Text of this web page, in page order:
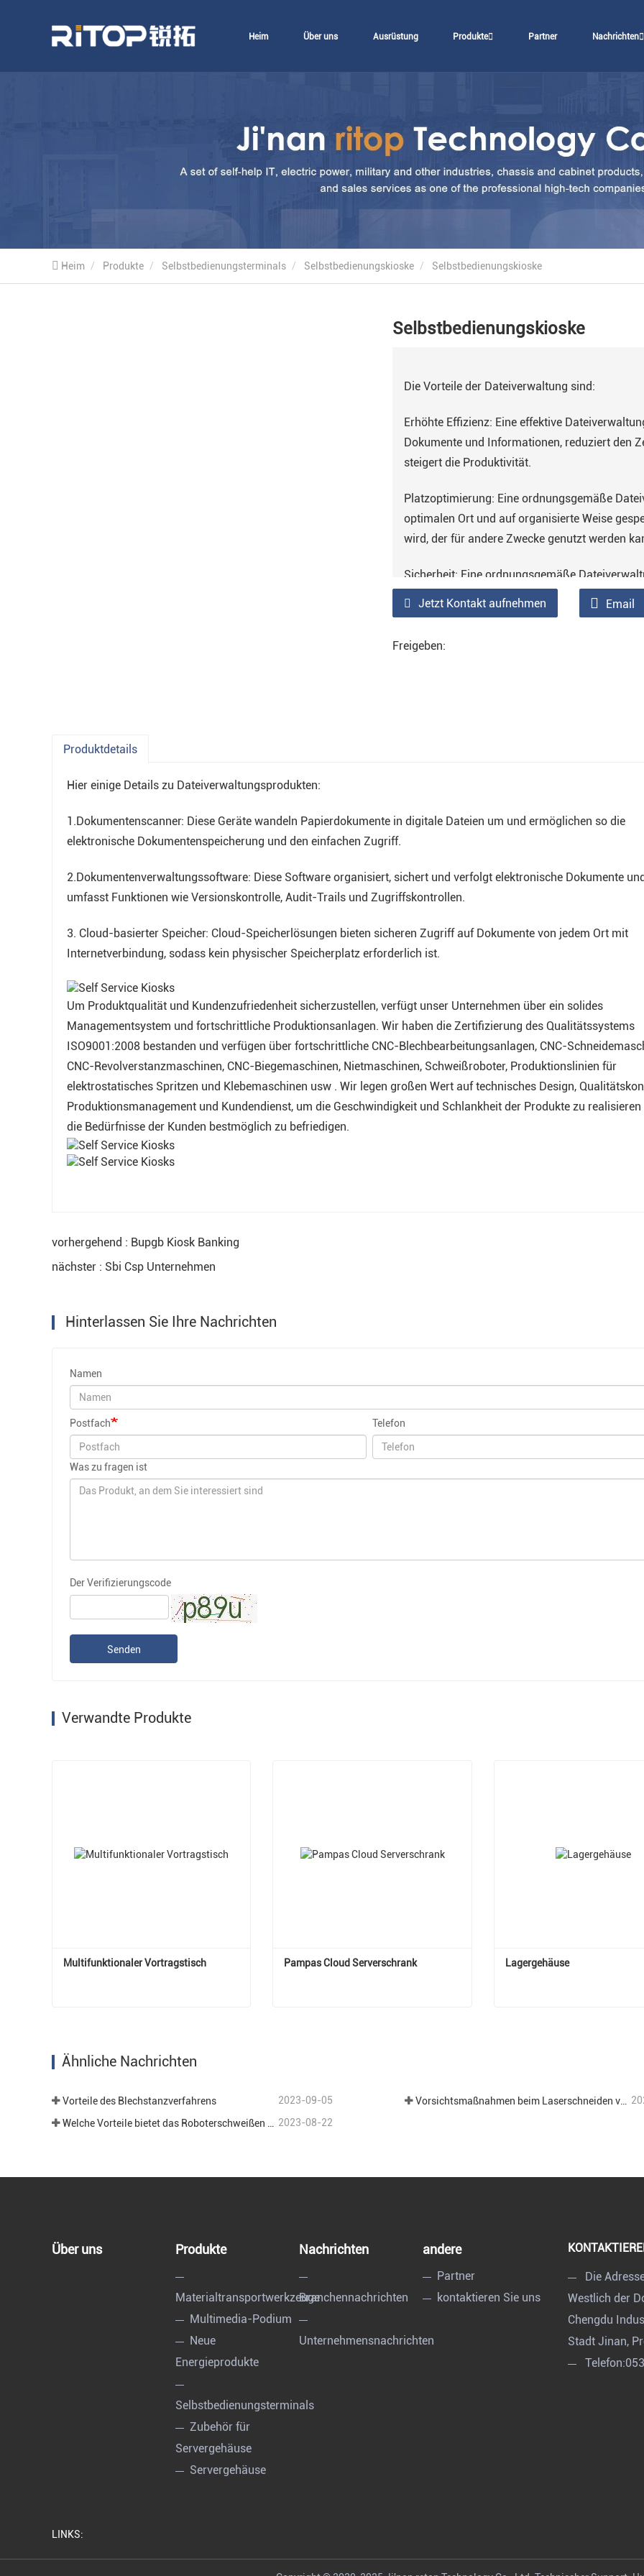
Heim Über uns Ausrüstung Produkte Partner Nachrichten
Heim Produkte Selbstbedienungsterminals Selbstbedienungskioske Selbstbedienungskioske
Selbstbedienungskioske
Die Vorteile der Dateiverwaltung sind:
Erhöhte Effizienz: Eine effektive
Dokumente und Informationen, reduziert den
steigert die Produktivität.
Platzoptimierung: Eine ordnungsgemäße
optimalen Ort und auf organisierte Weise
wird, der für andere Zwecke genutzt werden
Sicherheit: Eine ordnungsgemäße
wird, dass vertrauliche Dokumente
nur autorisiertem Personal zugänglich sind.
Jetzt Kontakt aufnehmen Email
Freigeben:
Produktdetails
Hier einige Details zu Dateiverwaltungsprodukten:
1.Dokumentenscanner: Diese Geräte wandeln Papierdokumente in digitale Dateien um und ermöglichen so die
elektronische Dokumentenspeicherung und den einfachen Zugriff.
2.Dokumentenverwaltungssoftware: Diese Software organisiert, sichert und verfolgt elektronische Dokumente und
umfasst Funktionen wie Versionskontrolle, Audit-Trails und Zugriffskontrollen.
3. Cloud-basierter Speicher: Cloud-Speicherlösungen bieten sicheren Zugriff auf Dokumente von jedem Ort mit
Internetverbindung, sodass kein physischer Speicherplatz erforderlich ist.
Um Produktqualität und Kundenzufriedenheit sicherzustellen, verfügt unser Unternehmen über ein solides
Managementsystem und fortschrittliche Produktionsanlagen. Wir haben die Zertifizierung des Qualitätssystems
ISO9001:2008 bestanden und verfügen über fortschrittliche CNC-Blechbearbeitungsanlagen, CNC-
CNC-Revolverstanzmaschinen, CNC-Biegemaschinen, Nietmaschinen, Schweißroboter, Produktionslinien für
elektrostatisches Spritzen und Klebemaschinen usw . Wir legen großen Wert auf technisches Design,
Produktionsmanagement und Kundendienst, um die Geschwindigkeit und Schlankheit der Produkte zu realisieren
die Bedürfnisse der Kunden bestmöglich zu befriedigen.
vorhergehend : Bupgb Kiosk Banking
nächster : Sbi Csp Unternehmen
Hinterlassen Sie Ihre Nachrichten
Namen
Postfach Telefon
Was zu fragen ist
Der Verifizierungscode
Senden
Verwandte Produkte
Multifunktionaler Vortragstisch Pampas Cloud Serverschrank Lagergehäuse
Ähnliche Nachrichten
Vorteile des Blechstanzverfahrens 2023-09-05 Vorsichtsmaßnahmen beim Laserschneiden verschiedener Bleche in der Blechbearbeitung.
Welche Vorteile bietet das Roboterschweißen im Bereich der Blechbearbeitung? 2023-08-22
Über uns Produkte
Materialtransportwerkzeuge
Multimedia-Podium
Neue
Energieprodukte
Selbstbedienungsterminals
Zubehör für
Servergehäuse
Servergehäuse
Nachrichten
Branchennachrichten
Unternehmensnachrichten
andere
Partner
kontaktieren Sie uns
Die
Westlich der
Chengdu
Stadt Jinan,
Telefon:
LINKS: